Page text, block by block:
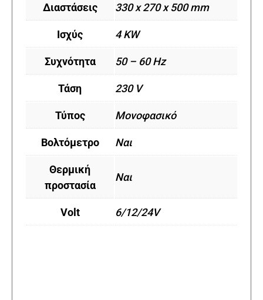
Διαστάσεις 330 x 270 x 500 mm
Ισχύς 4 KW
Συχνότητα 50 – 60 Hz
Τάση 230 V
Τύπος Μονοφασικό
Βολτόμετρο Ναι
Θερμική
προστασία
Ναι
Volt 6/12/24V